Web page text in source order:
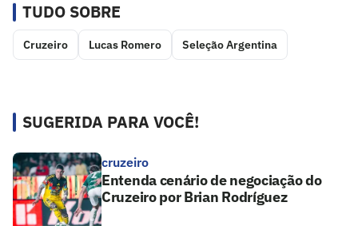
TUDO SOBRE
Cruzeiro Lucas Romero Seleção Argentina
SUGERIDA PARA VOCÊ!
cruzeiro
Entenda cenário de negociação do
Cruzeiro por Brian Rodríguez